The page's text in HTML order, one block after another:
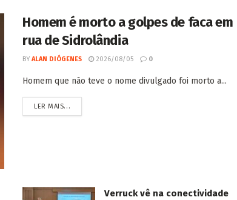
Homem é morto a golpes de faca em
rua de Sidrolândia
BY ALAN DIÓGENES 2026/08/05 0
Homem que não teve o nome divulgado foi morto a...
LER MAIS...
Verruck vê na conectividade